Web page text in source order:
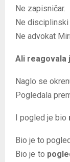
Ne zapisničar.
Ne disciplinski
Ne advokat
Ali reagovala
Naglo se
Pogledala
I pogled je bio
Bio je to
Bio je to